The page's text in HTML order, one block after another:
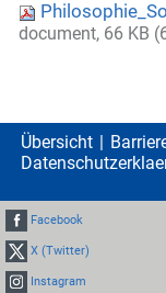
document, 66 KB
Übersicht
Facebook
X (Twitter)
Instagram